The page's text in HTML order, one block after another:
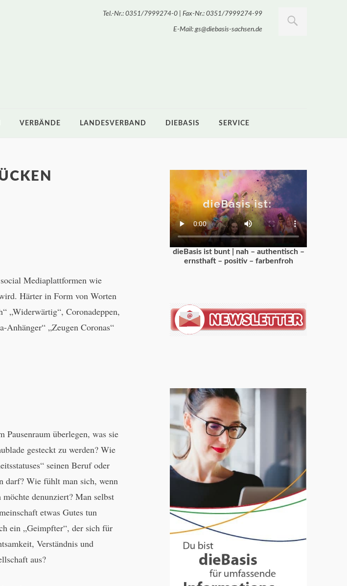
Tel.-Nr.: 0351/7999274-0 | Fax-Nr.: 0351/7999274-99
E-Mail: gs@diebasis-sachsen.de
VERBÄNDE LANDESVERBAND DIEBASIS SERVICE
Mediaplattformen wie
Härter in Form von Worten
„Widerwärtig“, Coronadeppen,
Anhänger“ „Zeugen Coronas“
überlegen, was sie
gesteckt zu werden? Wie
seinen Beruf oder
darf? Wie fühlt man sich, wenn
denunziert? Man selbst
etwas Gutes tun
ein „Geimpfter“, der sich für
Verständnis und
aus?
dieBasis ist bunt | nah – authentisch –
ernsthaft – positiv – farbenfroh